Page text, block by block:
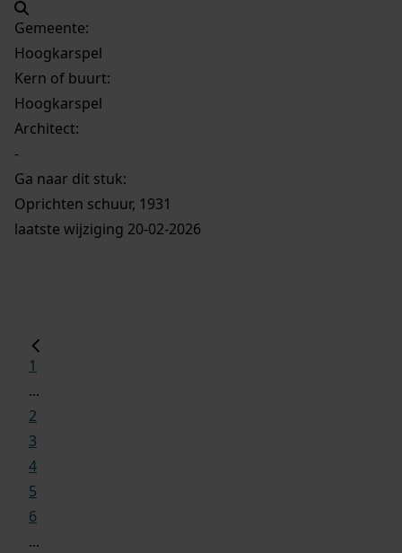
Gemeente:
Hoogkarspel
Kern of buurt:
Hoogkarspel
Architect:
-
Ga naar dit stuk:
Oprichten schuur, 1931
laatste wijziging 20-02-2026
1
...
2
3
4
5
6
...